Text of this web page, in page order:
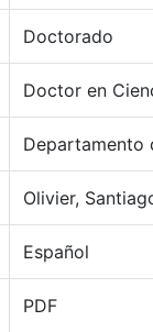
Doctorado
Doctor en
Departamento
Olivier,
Español
PDF